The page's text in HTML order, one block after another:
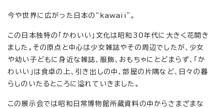
今や世界に広がった日本の“kawaii”。
この日本独特の「かわいい」文化は昭和30年代に大きく花開き
ました。その原点と中心は少女雑誌やその周辺でしたが、少女
や幼い子どもに身近な雑誌、服飾、おもちゃにとどまらず、「か
わいい」は食卓の上、引き出しの中、部屋の片隅など、日々の暮
らしのいたるところに溢れていきました。
この展示会では昭和日常博物館所蔵資料の中からさまざまな